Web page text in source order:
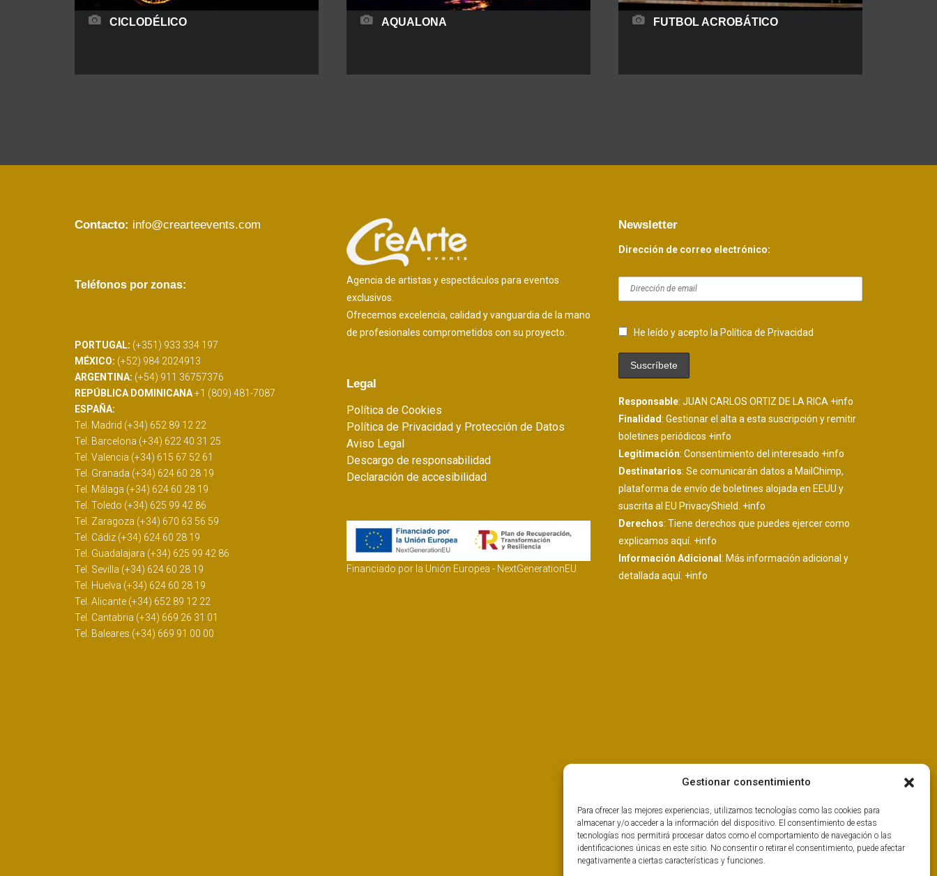
Gestionar consentimiento
Para ofrecer las mejores experiencias, utilizamos tecnologías como las cookies para
almacenar y/o acceder a la información del dispositivo. El consentimiento de estas
tecnologías nos permitirá procesar datos como el comportamiento de navegación o las
identificaciones únicas en este sitio. No consentir o retirar el consentimiento, puede afectar
negativamente a ciertas características y funciones.
CICLODÉLICO
dosis de adrenalina por las llamas iluminando la
AQUALONA
READ MORE
FUTBOL ACROBÁTICO
READ MORE
Contacto: info@crearteevents.com
Teléfonos por zonas:
PORTUGAL: (+351) 933 334 197
MÉXICO: (+52) 984 2024913
ARGENTINA: (+54) 911 36757376
REPÚBLICA DOMINICANA+1 (809) 481-7087
ESPAÑA:
Tel. Madrid (+34) 652 89 12 22
Tel. Barcelona (+34) 622 40 31 25
Tel. Valencia (+34) 615 67 52 61
Tel. Granada (+34) 624 60 28 19
Tel. Málaga (+34) 624 60 28 19
Tel. Toledo (+34) 625 99 42 86
Tel. Zaragoza (+34) 670 63 56 59
Tel. Cádiz (+34) 624 60 28 19
Tel. Guadalajara (+34) 625 99 42 86
Tel. Sevilla (+34) 624 60 28 19
Tel. Huelva (+34) 624 60 28 19
Tel. Alicante (+34) 652 89 12 22
Tel. Cantabria (+34) 669 26 31 01
Tel. Baleares (+34) 669 91 00 00
Agencia de artistas y espectáculos para eventos
exclusivos.
Ofrecemos excelencia, calidad y vanguardia de la mano
de profesionales comprometidos con su proyecto.
Legal
Política de Cookies
Política de Privacidad y Protección de Datos
Aviso Legal
Descargo de responsabilidad
Declaración de accesibilidad
Financiado por la Unión Europea - NextGenerationEU
Newsletter
Dirección de correo electrónico:
He leído y acepto la Política de Privacidad
Responsable: JUAN CARLOS ORTIZ DE LA RICA +info
Finalidad: Gestionar el alta a esta suscripción y remitir
boletines periódicos +info
Legitimación: Consentimiento del interesado +info
Destinatarios: Se comunicarán datos a MailChimp,
plataforma de envío de boletines alojada en EEUU y
suscrita al EU PrivacyShield. +info
Derechos: Tiene derechos que puedes ejercer como
explicamos aquí. +info
Información Adicional : Más información adicional y
detallada aquí. +info